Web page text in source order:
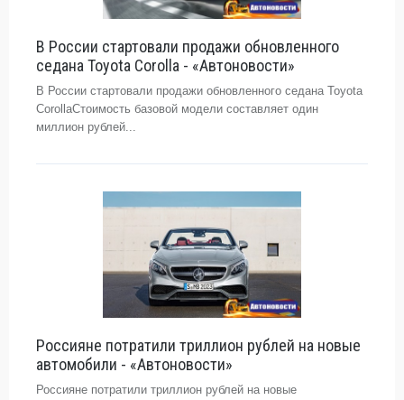
В России стартовали продажи обновленного
седана Toyota Corolla - «Автоновости»
В России стартовали продажи обновленного седана Toyota
CorollaСтоимость базовой модели составляет один
миллион рублей...
Россияне потратили триллион рублей на новые
автомобили - «Автоновости»
Россияне потратили триллион рублей на новые